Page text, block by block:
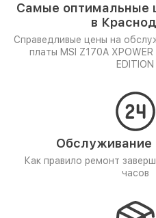
Самые оптимальные
в
Справедливые цены на
платы MSI Z170A XPOWER
EDITION
Обслуживание
Как правило ремонт
часов